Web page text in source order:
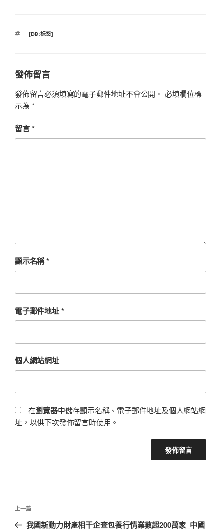
標
[DB:标签]
發佈留言
發佈留言必須填寫的電子郵件地址不會公開。 必填欄位標
示為 *
留言*
顯示名稱*
電子郵件地址*
個人網站網址
在瀏覽器中儲存顯示名稱、電子郵件地址及個人網站網
址，以供下次發佈留言時使用。
文
上
一
上一篇
我國新動力財產相干企查包養行情業數超200萬家_中國